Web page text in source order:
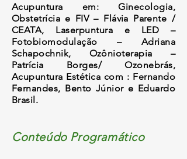
Acupuntura em: Ginecologia,
Obstetrícia e FIV – Flávia Parente /
CEATA, Laserpuntura e LED –
Fotobiomodulação – Adriana
Schapochnik, Ozônioterapia –
Patrícia Borges/ Ozonebrás,
Acupuntura Estética com : Fernando
Fernandes, Bento Júnior e Eduardo
Brasil.
Conteúdo Programático